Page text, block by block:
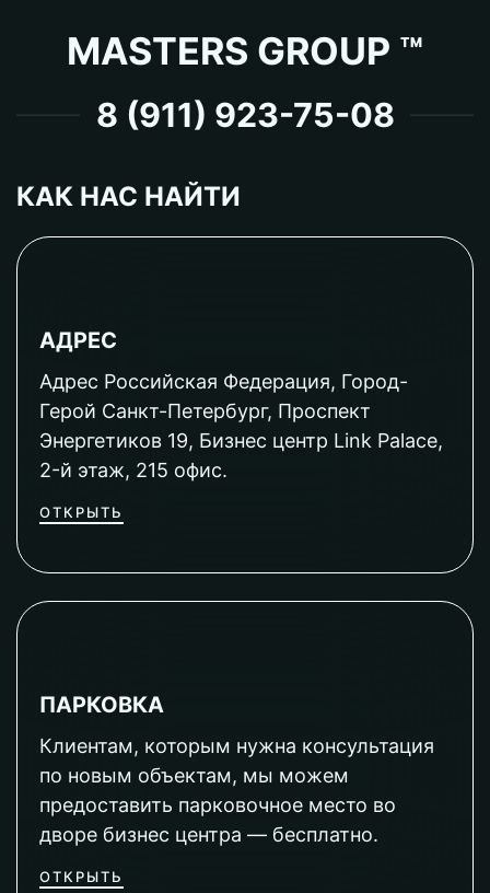
MASTERS GROUP ™
8 (911) 923-75-08
КАК НАС НАЙТИ
АДРЕС
Адрес Российская Федерация, Город-
Герой Санкт-Петербург, Проспект
Энергетиков 19, Бизнес центр Link Palace,
2-й этаж, 215 офис.
ОТКРЫТЬ
ПАРКОВКА
Клиентам, которым нужна консультация
по новым объектам, мы можем
предоставить парковочное место во
дворе бизнес центра — бесплатно.
ОТКРЫТЬ